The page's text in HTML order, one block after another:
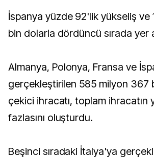
İspanya yüzde 92'lik yükseliş ve
bin dolarla dördüncü sırada yer
Almanya, Polonya, Fransa ve
gerçekleştirilen 585 milyon 367
çekici ihracatı, toplam ihracatın
fazlasını oluşturdu.
Beşinci sıradaki İtalya'ya